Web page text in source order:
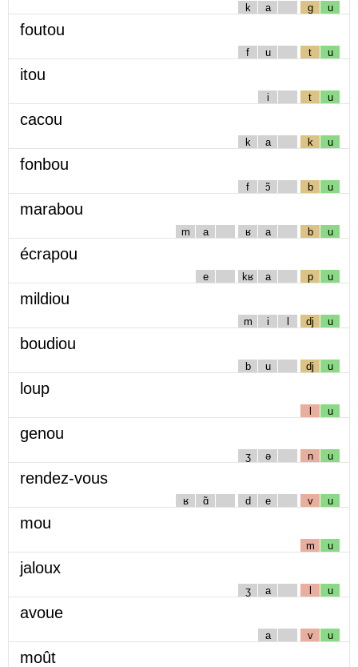
k a g u
foutou
f u t u
itou
i t u
cacou
k a k u
fonbou
f ɔ̃ b u
marabou
m a ʁ a b u
écrapou
e kʁ a p u
mildiou
m i l dj u
boudiou
b u dj u
loup
l u
genou
ʒ ə n u
rendez-vous
ʁ ɑ̃ d e v u
mou
m u
jaloux
ʒ a l u
avoue
a v u
moût